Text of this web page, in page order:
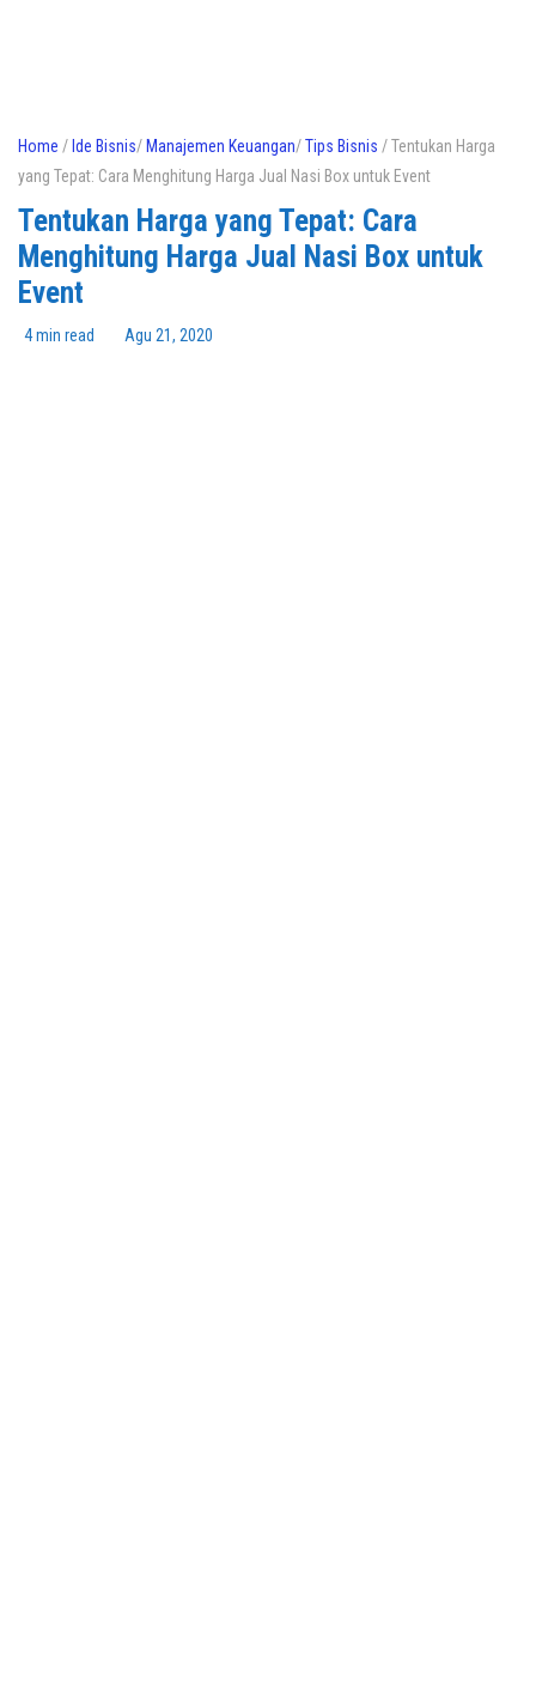
Home / Ide Bisnis/ Manajemen Keuangan/Tips Bisnis / Tentukan Harga
yang Tepat: Cara Menghitung Harga Jual Nasi Box untuk Event
Tentukan Harga yang Tepat: Cara
Menghitung Harga Jual Nasi Box untuk
Event
4 min read Agu 21, 2020